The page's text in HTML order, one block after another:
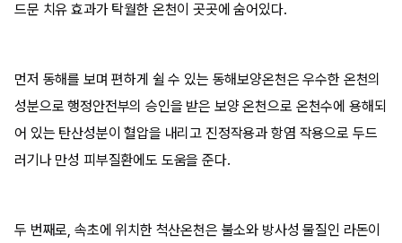
드문 치유 효과가 탁월한 온천이 곳곳에 숨어있다.
먼저 동해를 보며 편하게 쉴 수 있는 동해보양온천은 우수한 온천의
성분으로 행정안전부의 승인을 받은 보양 온천으로 온천수에 용해되
어 있는 탄산성분이 혈압을 내리고 진정작용과 항염 작용으로 두드
러기나 만성 피부질환에도 도움을 준다.
두 번째로, 속초에 위치한 척산온천은 불소와 방사성 물질인 라돈이